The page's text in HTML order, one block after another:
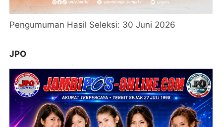
Pengumuman Hasil Seleksi: 30 Juni 2026
JPO